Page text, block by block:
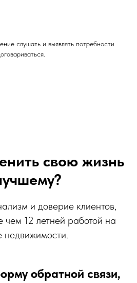
слушать и выявлять потребности
свою жизнь
и доверие клиентов,
чем 12 летней работой на
недвижимости.
обратной связи,